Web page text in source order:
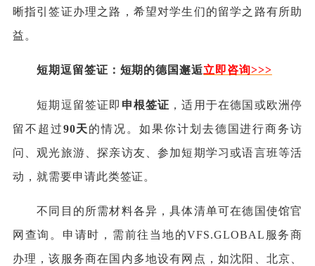
晰指引签证办理之路，希望对学生们的留学之路有所助
益。
短期逗留签证：短期的德国邂逅立即咨询>>>
短期逗留签证即 申根签证 ，适用于在德国或欧洲停
留不超过90天的情况。如果你计划去德国进行商务访
问、观光旅游、探亲访友、参加短期学习或语言班等活
动，就需要申请此类签证。
不同目的所需材料各异，具体清单可在德国使馆官
网查询。申请时，需前往当地的VFS.GLOBAL服务商
办理，该服务商在国内多地设有网点，如沈阳、北京、